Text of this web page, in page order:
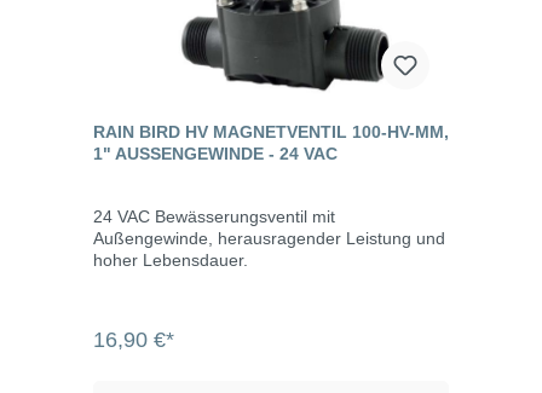
RAIN BIRD HV MAGNETVENTIL 100-HV-MM,
1" AUSSENGEWINDE - 24 VAC
24 VAC Bewässerungsventil mit
Außengewinde, herausragender Leistung und
hoher Lebensdauer.
16,90 €*